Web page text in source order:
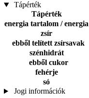
Tápérték
Tápérték
energia tartalom / energia
zsír
ebből telített zsírsavak
szénhidrát
ebből cukor
fehérje
só
Jogi információk